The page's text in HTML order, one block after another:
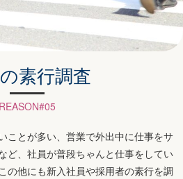
素行調査
REASON#05
ことが多い、営業で外出中に仕事をサ
ど、社員が普段ちゃんと仕事をしてい
の他にも新入社員や採用者の素行を調